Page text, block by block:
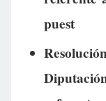
puest